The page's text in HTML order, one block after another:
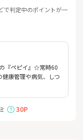
で判定中のポイントが一
『ペピイ』☆常時60
康管理や病気、しつ
30P